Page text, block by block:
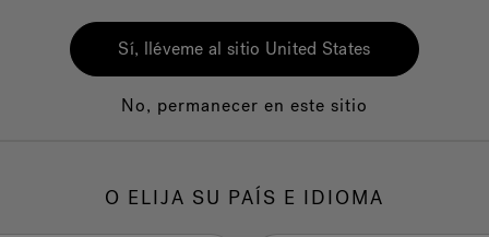
salud
Sí, lléveme al sitio United States
No, permanecer en este sitio
O ELIJA SU PAÍS E IDIOMA